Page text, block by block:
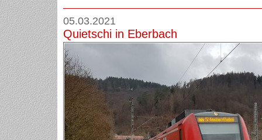
05.03.2021
Quietschi in Eberbach